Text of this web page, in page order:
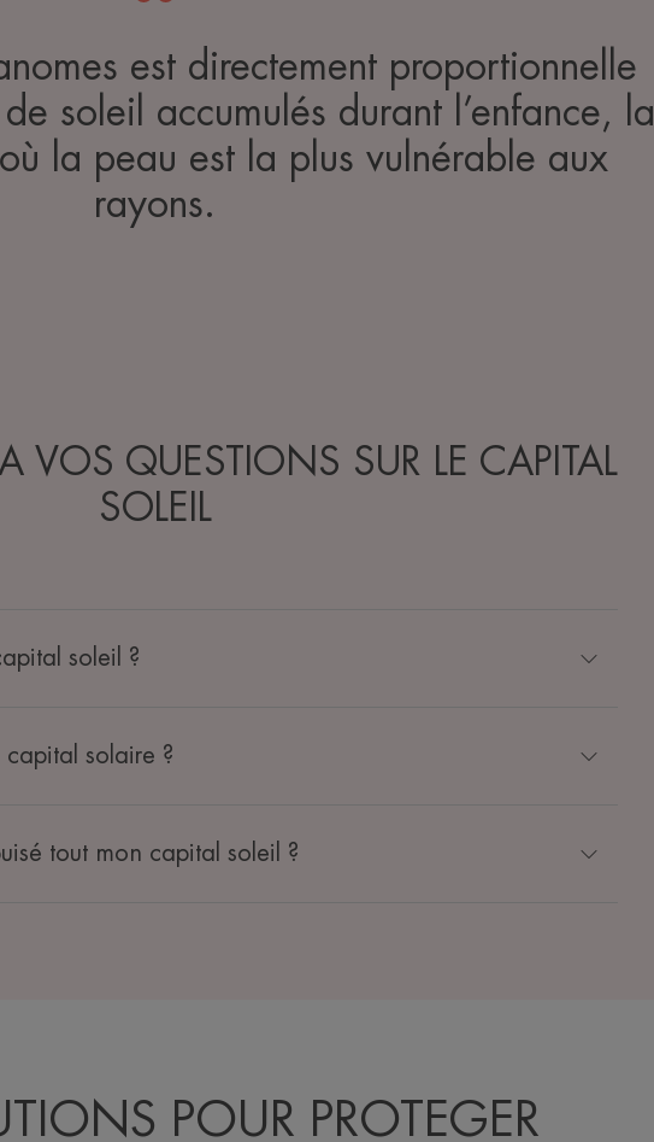
est directement proportionnelle
soleil accumulés durant l’enfance, la
la peau est la plus vulnérable aux
rayons.
VOS QUESTIONS SUR LE CAPITAL
SOLEIL
soleil ?
solaire ?
tout mon capital soleil ?
POUR PROTEGER